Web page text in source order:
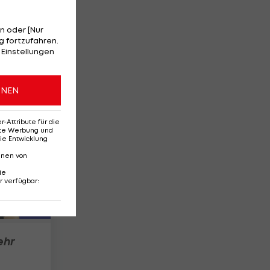
oder [Nur
fortzufahren.
Attribute für die
Werbung und
Entwicklung
von
verfügbar: